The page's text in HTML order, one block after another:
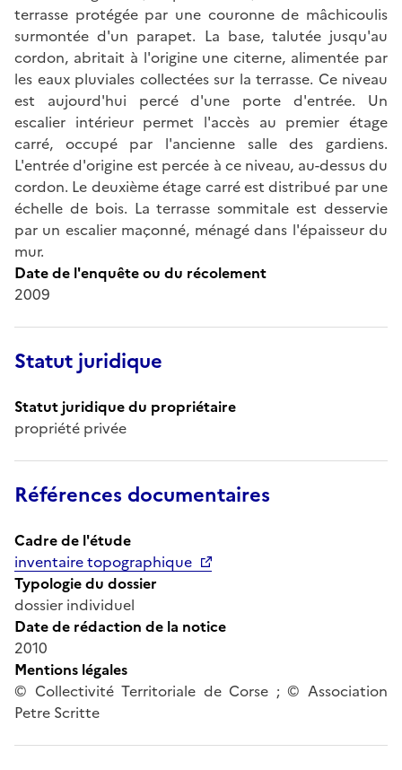
terrasse protégée par une couronne de mâchicoulis
surmontée d'un parapet. La base, talutée jusqu'au
cordon, abritait à l'origine une citerne, alimentée par
les eaux pluviales collectées sur la terrasse. Ce niveau
est aujourd'hui percé d'une porte d'entrée. Un
escalier intérieur permet l'accès au premier étage
carré, occupé par l'ancienne salle des gardiens.
L'entrée d'origine est percée à ce niveau, au-dessus du
cordon. Le deuxième étage carré est distribué par une
échelle de bois. La terrasse sommitale est desservie
par un escalier maçonné, ménagé dans l'épaisseur du
mur.
Date de l'enquête ou du récolement
2009
Statut juridique
Statut juridique du propriétaire
propriété privée
Références documentaires
Cadre de l'étude
inventaire topographique
Typologie du dossier
dossier individuel
Date de rédaction de la notice
2010
Mentions légales
© Collectivité Territoriale de Corse ; © Association
Petre Scritte